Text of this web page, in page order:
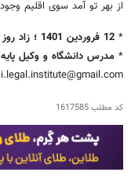
از بهر تو آمد سوی اقلیم
* 12 فروردین 1401 ؛ زاد روز تولد دادفرِ دادگر و کنشگر محیط زیستِ برتر
* مدرس دانشگاه و وکیل
کد مطلب1617585